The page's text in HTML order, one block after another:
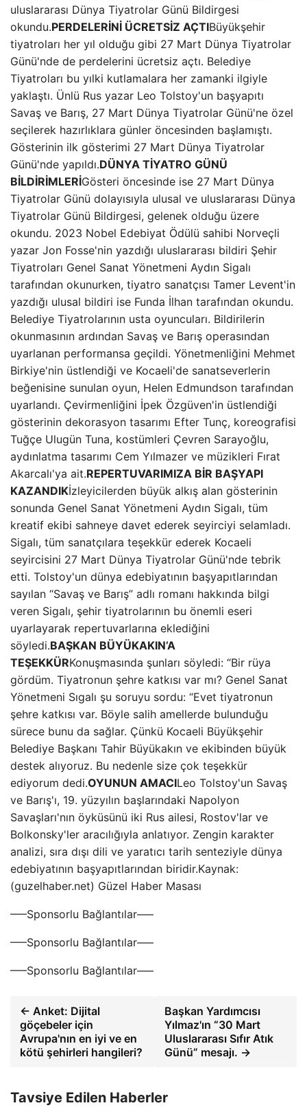
uluslararası Dünya Tiyatrolar Günü Bildirgesi
okundu.PERDELERİNİ ÜCRETSİZ AÇTIBüyükşehir
tiyatroları her yıl olduğu gibi 27 Mart Dünya Tiyatrolar
Günü'nde de perdelerini ücretsiz açtı. Belediye
Tiyatroları bu yılki kutlamalara her zamanki ilgiyle
yaklaştı. Ünlü Rus yazar Leo Tolstoy'un başyapıtı
Savaş ve Barış, 27 Mart Dünya Tiyatrolar Günü'ne özel
seçilerek hazırlıklara günler öncesinden başlamıştı.
Gösterinin ilk gösterimi 27 Mart Dünya Tiyatrolar
Günü'nde yapıldı.DÜNYA TİYATRO GÜNÜ
BİLDİRİMLERİGösteri öncesinde ise 27 Mart Dünya
Tiyatrolar Günü dolayısıyla ulusal ve uluslararası Dünya
Tiyatrolar Günü Bildirgesi, gelenek olduğu üzere
okundu. 2023 Nobel Edebiyat Ödülü sahibi Norveçli
yazar Jon Fosse'nin yazdığı uluslararası bildiri Şehir
Tiyatroları Genel Sanat Yönetmeni Aydın Sigalı
tarafından okunurken, tiyatro sanatçısı Tamer Levent'in
yazdığı ulusal bildiri ise Funda İlhan tarafından okundu.
Belediye Tiyatrolarının usta oyuncuları. Bildirilerin
okunmasının ardından Savaş ve Barış operasından
uyarlanan performansa geçildi. Yönetmenliğini Mehmet
Birkiye'nin üstlendiği ve Kocaeli'de sanatseverlerin
beğenisine sunulan oyun, Helen Edmundson tarafından
uyarlandı. Çevirmenliğini İpek Özgüven'in üstlendiği
gösterinin dekorasyon tasarımı Efter Tunç, koreografisi
Tuğçe Ulugün Tuna, kostümleri Çevren Sarayoğlu,
aydınlatma tasarımı Cem Yılmazer ve müzikleri Fırat
Akarcalı'ya ait.REPERTUVARIMIZA BİR BAŞYAPI
KAZANDIKİzleyicilerden büyük alkış alan gösterinin
sonunda Genel Sanat Yönetmeni Aydın Sigalı, tüm
kreatif ekibi sahneye davet ederek seyirciyi selamladı.
Sigalı, tüm sanatçılara teşekkür ederek Kocaeli
seyircisini 27 Mart Dünya Tiyatrolar Günü'nde tebrik
etti. Tolstoy'un dünya edebiyatının başyapıtlarından
sayılan “Savaş ve Barış” adlı romanı hakkında bilgi
veren Sigalı, şehir tiyatrolarının bu önemli eseri
uyarlayarak repertuvarlarına eklediğini
söyledi.BAŞKAN BÜYÜKAKIN’A
TEŞEKKÜRKonuşmasında şunları söyledi: “Bir rüya
gördüm. Tiyatronun şehre katkısı var mı? Genel Sanat
Yönetmeni Sıgalı şu soruyu sordu: “Evet tiyatronun
şehre katkısı var. Böyle salih amellerde bulunduğu
sürece bunu da sağlar. Çünkü Kocaeli Büyükşehir
Belediye Başkanı Tahir Büyükakın ve ekibinden büyük
destek alıyoruz. Bu nedenle size çok teşekkür
ediyorum dedi.OYUNUN AMACILeo Tolstoy'un Savaş
ve Barış'ı, 19. yüzyılın başlarındaki Napolyon
Savaşları'nın öyküsünü iki Rus ailesi, Rostov'lar ve
Bolkonsky'ler aracılığıyla anlatıyor. Zengin karakter
analizi, sıra dışı dili ve yaratıcı tarih senteziyle dünya
edebiyatının başyapıtlarından biridir.Kaynak:
(guzelhaber.net) Güzel Haber Masası
—–Sponsorlu Bağlantılar—–
—–Sponsorlu Bağlantılar—–
—–Sponsorlu Bağlantılar—–
← Anket: Dijital
göçebeler için
Avrupa'nın en iyi ve en
kötü şehirleri hangileri?
Başkan Yardımcısı
Yılmaz'ın “30 Mart
Uluslararası Sıfır Atık
Günü” mesajı. →
Tavsiye Edilen Haberler